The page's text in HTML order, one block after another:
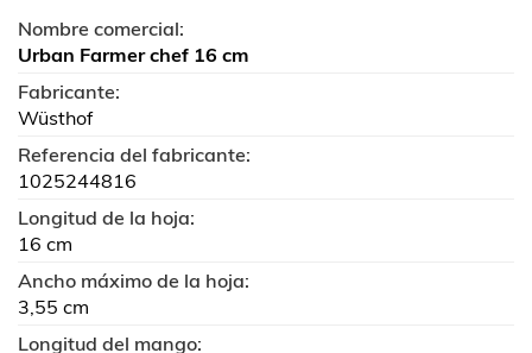
Nombre comercial:
Urban Farmer chef 16 cm
Fabricante:
Wüsthof
Referencia del fabricante:
1025244816
Longitud de la hoja:
16 cm
Ancho máximo de la hoja:
3,55 cm
Longitud del mango: